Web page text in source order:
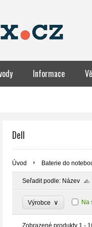
Informace
Dell
Úvod Baterie do
Seřadit podle: Název
Výrobce ∨ Na
Zobrazené produkty 1 -